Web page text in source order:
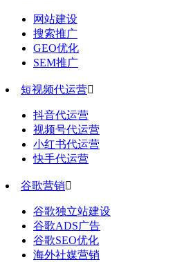
网站建设
搜索推广
GEO优化
SEM推广
短视频代运营
抖音代运营
视频号代运营
小红书代运营
快手代运营
谷歌营销
谷歌独立站建设
谷歌ADS广告
谷歌SEO优化
海外社媒营销